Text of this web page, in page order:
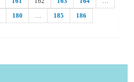
180 … 185
186